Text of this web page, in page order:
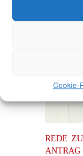
Cookie-
REDE
ANTRAG